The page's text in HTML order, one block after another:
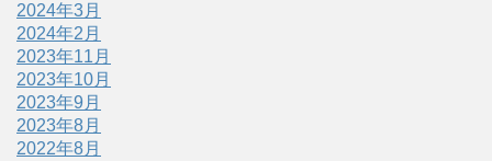
2024年3月
2024年2月
2023年11月
2023年10月
2023年9月
2023年8月
2022年8月